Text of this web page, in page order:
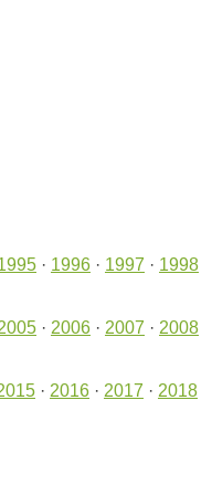
· 1996 · 1997 · 1998
· 2006 · 2007 · 2008
· 2016 · 2017 · 2018